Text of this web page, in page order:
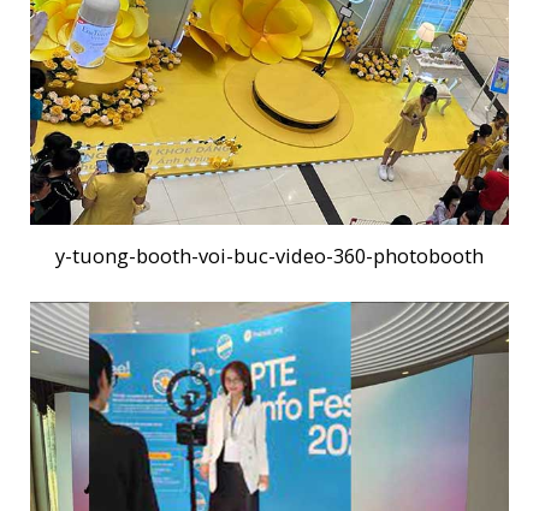
y-tuong-booth-voi-buc-video-360-photobooth